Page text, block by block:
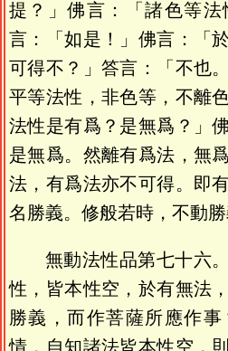
提？」佛言：「諸色等
言：「如是！」佛言：「
可得不？」答言：「不也
平等法性，非色等，不離
法性是有爲？是無爲？」
是無爲。然離有爲法，無
法，有爲法亦不可得。即
名勝義。修般若時，不動勝
無動法性品第七十六
性，皆本性空，於有無法
勝義，而作菩薩所應作
情，自知諸法皆本性空，